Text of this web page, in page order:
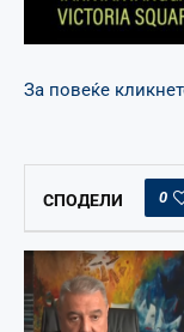
За повеќе
СПОДЕЛИ 0